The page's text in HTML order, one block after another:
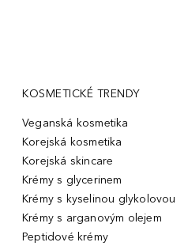
KOSMETICKÉ TRENDY
Veganská kosmetika
Korejská kosmetika
Korejská skincare
Krémy s glycerinem
Krémy s kyselinou glykolovou
Krémy s arganovým olejem
Peptidové krémy